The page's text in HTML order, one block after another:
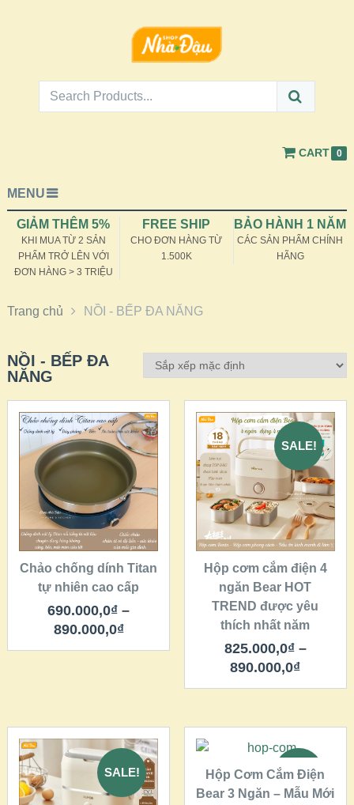
CART 0
MENU
GIẢM THÊM 5%
KHI MUA TỪ 2 SẢN
PHẨM TRỞ LÊN VỚI
ĐƠN HÀNG > 3 TRIỆU
FREE SHIP
CHO ĐƠN HÀNG TỪ
1.500K
BẢO HÀNH 1 NĂM
CÁC SẢN PHẨM CHÍNH
HÃNG
Trang chủ NỒI - BẾP ĐA NĂNG
NỒI - BẾP ĐA
NĂNG
QUICK LOOK
VIEW DETAILS
CHỌN
Chảo chống dính Titan
tự nhiên cao cấp
690.000,0₫ –
890.000,0₫
SALE!
QUICK LOOK
VIEW DETAILS
CHỌN
Hộp cơm cắm điện 4
ngăn Bear HOT
TREND được yêu
thích nhất năm
825.000,0₫ –
890.000,0₫
SALE!
QUICK LOOK
SALE!
QUICK LOOK
THÊM VÀO GIỎ
HÀNG
Hộp Cơm Cắm Điện
Bear 3 Ngăn – Mẫu Mới